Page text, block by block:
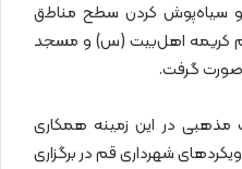
سیاه‌پوش کردن سطح مناطق
کریمه اهل‌بیت (س) و مسجد
صورت گرفت.
مذهبی در این زمینه همکاری
شهرداری قم در برگزاری